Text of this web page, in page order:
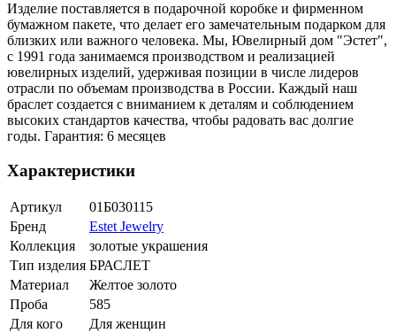
Изделие поставляется в подарочной коробке и фирменном
бумажном пакете, что делает его замечательным подарком для
близких или важного человека. Мы, Ювелирный дом "Эстет",
с 1991 года занимаемся производством и реализацией
ювелирных изделий, удерживая позиции в числе лидеров
отрасли по объемам производства в России. Каждый наш
браслет создается с вниманием к деталям и соблюдением
высоких стандартов качества, чтобы радовать вас долгие
годы. Гарантия: 6 месяцев
Характеристики
Артикул
01Б030115
Бренд
Estet Jewelry
Коллекция
золотые украшения
Тип изделия БРАСЛЕТ
Материал
Желтое золото
Проба
585
Для кого
Для женщин